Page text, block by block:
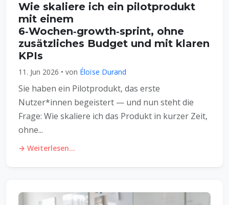
Wie skaliere ich ein pilotprodukt
mit einem
6‑Wochen‑growth‑sprint, ohne
zusätzliches Budget und mit klaren
KPIs
11. Jun 2026 • von Éloïse Durand
Sie haben ein Pilotprodukt, das erste
Nutzer*innen begeistert — und nun steht die
Frage: Wie skaliere ich das Produkt in kurzer Zeit,
ohne...
→ Weiterlesen...